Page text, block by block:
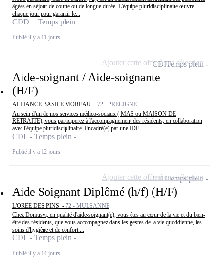
âgées en séjour de courte ou de longue durée. L'équipe pluridisciplinaire œuvre
chaque jour pour garantir le...
CDD - Temps plein
Publié il y a 11 jours
Aide-soignant / Aide-soignante
(H/F)
ALLIANCE BASILE MOREAU - 72 - PRECIGNE
Au sein d'un de nos services médico-sociaux ( MAS ou MAISON DE
RETRAITE), vous participerez à l'accompagnement des résidents, en collaboration
avec l'équipe pluridisciplinaire. Encadré(e) par une IDE...
CDI - Temps plein
Publié il y a 12 jours
CDITemps plein
Ajouter cette offre à ma sélection
Aide Soignant Diplômé (h/f) (H/F)
L'OREE DES PINS - 72 - MULSANNE
Chez Domusvi, en qualité d'aide-soignant(e), vous êtes au cœur de la vie et du bien-
être des résidents, que vous accompagnez dans les gestes de la vie quotidienne, les
soins d'hygiène et de confort....
CDI - Temps plein
Publié il y a 14 jours
CDITemps plein
Ajouter cette offre à ma sélection